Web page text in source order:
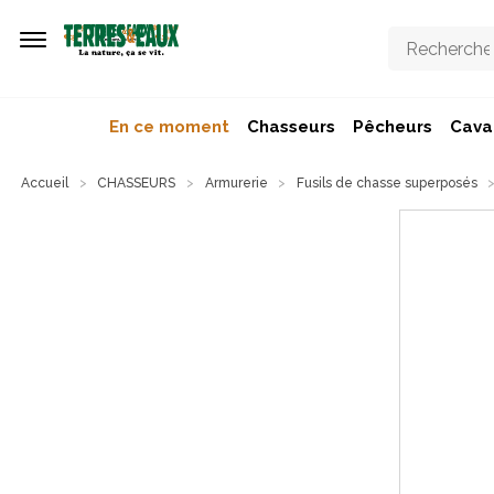
En ce moment Chasseurs Pêcheurs
Accueil CHASSEURS Armurerie Fusils de chasse superposés